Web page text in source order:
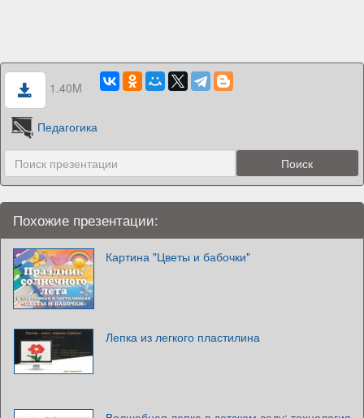
1.40M
Педагогика
Похожие презентации:
Картина "Цветы и бабочки"
Лепка из легкого пластилина